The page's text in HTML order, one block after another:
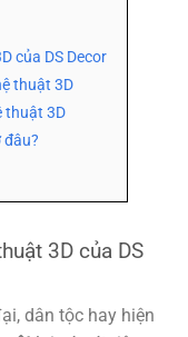
của DS Decor
thuật 3D
thuật 3D
3D của DS
dân tộc hay hiện